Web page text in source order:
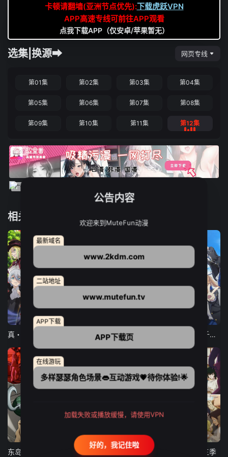
卡顿请翻墙(亚洲节点优先):下载虎跃VPN
APP高速专线可前往APP观看
点我下载APP（仅安卓/苹果暂无）
选集|换源➡ 网页专线
第01集 第02集 第03集 第04集
第05集 第06集 第07集 第08集
第09集 第10集 第11集 第12集
相关推荐
12集全
东京猫猫 NEW～♡ 弹珠汽水瓶里的千岁同学
古诺希亚 致不灭的你 第三季
公告内容
欢迎来到MuteFun动漫
最新域名
www.2kdm.com
二站地址
www.mutefun.tv
APP下载
APP下载页
在线游玩
多样瑟瑟角色场景👄互动游戏💗待你体验!🌟
加载失败或播放缓慢，请使用VPN
好的，我记住啦